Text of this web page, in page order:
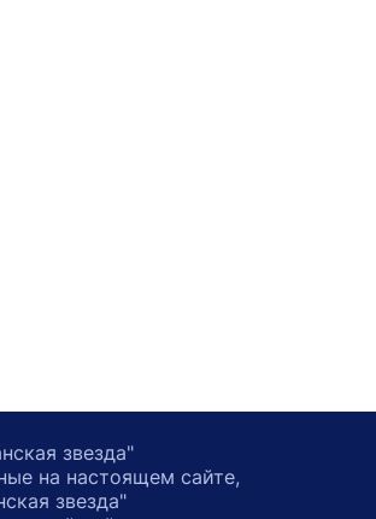
звезда"
на настоящем сайте,
звезда"